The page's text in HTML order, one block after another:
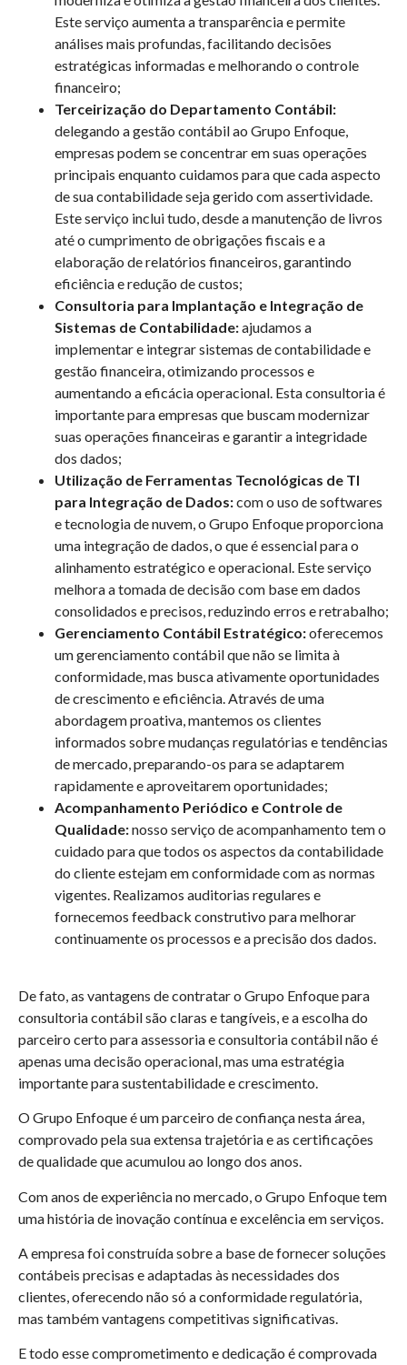
Este serviço aumenta a transparência e permite
análises mais profundas, facilitando decisões
estratégicas informadas e melhorando o controle
financeiro;
Terceirização do Departamento Contábil:
delegando a gestão contábil ao Grupo Enfoque,
empresas podem se concentrar em suas operações
principais enquanto cuidamos para que cada aspecto
de sua contabilidade seja gerido com assertividade.
Este serviço inclui tudo, desde a manutenção de livros
até o cumprimento de obrigações fiscais e a
elaboração de relatórios financeiros, garantindo
eficiência e redução de custos;
Consultoria para Implantação e Integração de
Sistemas de Contabilidade:ajudamos a
implementar e integrar sistemas de contabilidade e
gestão financeira, otimizando processos e
aumentando a eficácia operacional. Esta consultoria é
importante para empresas que buscam modernizar
suas operações financeiras e garantir a integridade
dos dados;
Utilização de Ferramentas Tecnológicas de TI
para Integração de Dados:com o uso de softwares
e tecnologia de nuvem, o Grupo Enfoque proporciona
uma integração de dados, o que é essencial para o
alinhamento estratégico e operacional. Este serviço
melhora a tomada de decisão com base em dados
consolidados e precisos, reduzindo erros e retrabalho;
Gerenciamento Contábil Estratégico:oferecemos
um gerenciamento contábil que não se limita à
conformidade, mas busca ativamente oportunidades
de crescimento e eficiência. Através de uma
abordagem proativa, mantemos os clientes
informados sobre mudanças regulatórias e tendências
de mercado, preparando-os para se adaptarem
rapidamente e aproveitarem oportunidades;
Acompanhamento Periódico e Controle de
Qualidade:nosso serviço de acompanhamento tem o
cuidado para que todos os aspectos da contabilidade
do cliente estejam em conformidade com as normas
vigentes. Realizamos auditorias regulares e
fornecemos feedback construtivo para melhorar
continuamente os processos e a precisão dos dados.
De fato, as vantagens de contratar o Grupo Enfoque para
consultoria contábil são claras e tangíveis, e a escolha do
parceiro certo para assessoria e consultoria contábil não é
apenas uma decisão operacional, mas uma estratégia
importante para sustentabilidade e crescimento.
O Grupo Enfoque é um parceiro de confiança nesta área,
comprovado pela sua extensa trajetória e as certificações
de qualidade que acumulou ao longo dos anos.
Com anos de experiência no mercado, o Grupo Enfoque tem
uma história de inovação contínua e excelência em serviços.
A empresa foi construída sobre a base de fornecer soluções
contábeis precisas e adaptadas às necessidades dos
clientes, oferecendo não só a conformidade regulatória,
mas também vantagens competitivas significativas.
E todo esse comprometimento e dedicação é comprovada